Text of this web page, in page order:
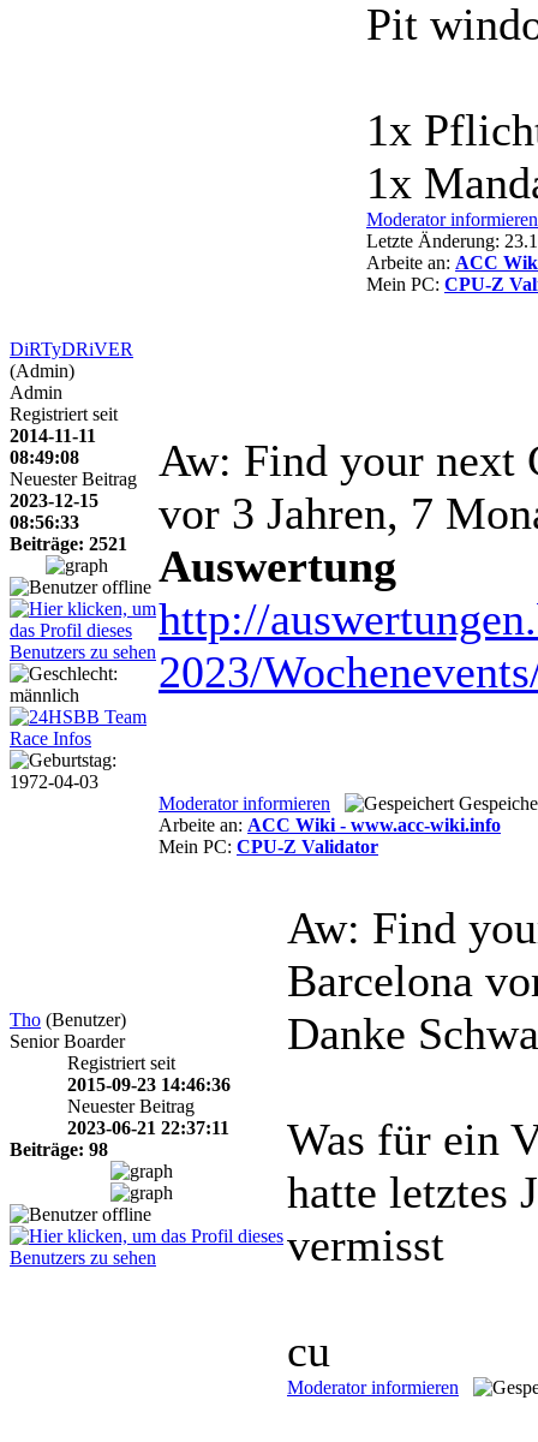
Pit
1x
1x
Moderator informieren
Letzte Änderung:
Arbeite an: ACC
Mein PC: CPU-Z
DiRTyDRiVER
(Admin)
Admin
Registriert seit
2014-11-11
08:49:08
Neuester Beitrag
2023-12-15
08:56:33
Beiträge: 2521
Aw: Find your next
vor 3 Jahren, 7
Auswertung
http://
2023/
Moderator informieren
Arbeite an: ACC Wiki - www.acc-wiki.info
Mein PC: CPU-Z Validator
Tho (Benutzer)
Senior Boarder
Registriert seit
2015-09-23 14:46:36
Neuester Beitrag
2023-06-21 22:37:11
Beiträge: 98
Aw: Find
Barcelona
Danke
Was für ein
hatte letztes
vermisst
cu
Moderator informieren